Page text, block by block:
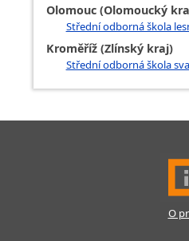
Olomouc (Olomoucký
Střední odborná škola
Kroměříž (Zlínský kraj)
Střední odborná škola
O